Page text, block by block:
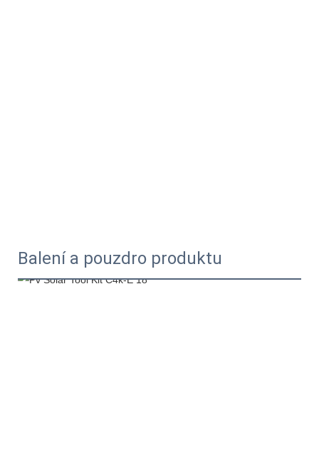
Balení a pouzdro produktu